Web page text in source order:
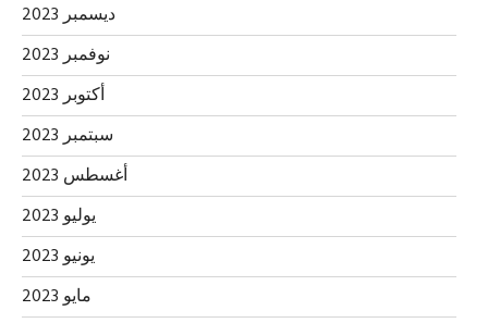
ديسمبر 2023
نوفمبر 2023
أكتوبر 2023
سبتمبر 2023
أغسطس 2023
يوليو 2023
يونيو 2023
مايو 2023